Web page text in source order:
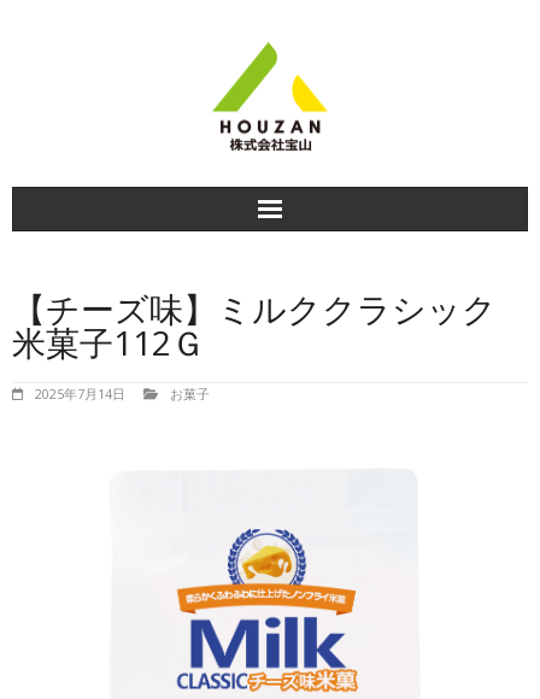
商品紹介
【チーズ味】ミルククラシック
米菓子112Ｇ
2025年7月14日 お菓子